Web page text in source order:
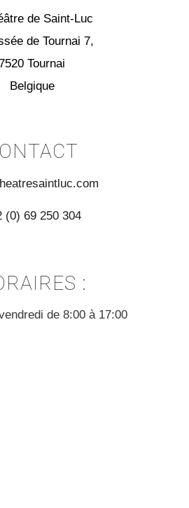
de Saint-Luc
de Tournai 7,
Tournai
Belgique
(0) 69 250 304
:
de 8:00 à 17:00